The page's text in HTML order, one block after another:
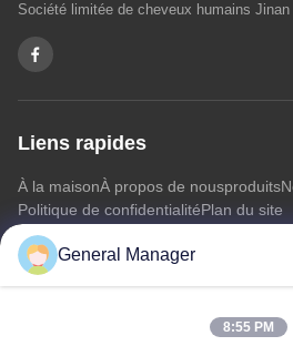
Société limitée de cheveux humains Jinan
Liens rapides
À la maisonÀ propos de nousproduits
Politique de confidentialitéPlan du site
Nous contacter
Adresse: Rue Xingfu, district de
General Manager
8:55 PM